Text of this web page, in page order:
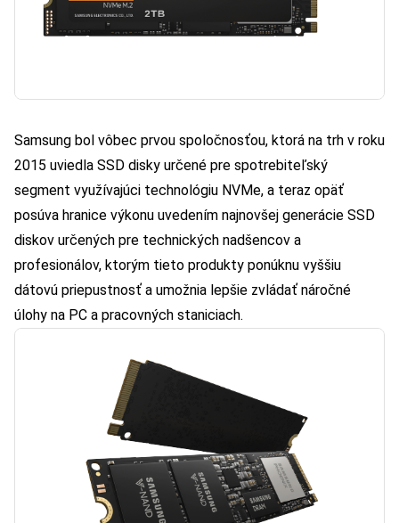
Samsung bol vôbec prvou spoločnosťou, ktorá na trh v roku
2015 uviedla SSD disky určené pre spotrebiteľský
segment využívajúci technológiu NVMe, a teraz opäť
posúva hranice výkonu uvedením najnovšej generácie SSD
diskov určených pre technických nadšencov a
profesionálov, ktorým tieto produkty ponúknu vyššiu
dátovú priepustnosť a umožnia lepšie zvládať náročné
úlohy na PC a pracovných staniciach.